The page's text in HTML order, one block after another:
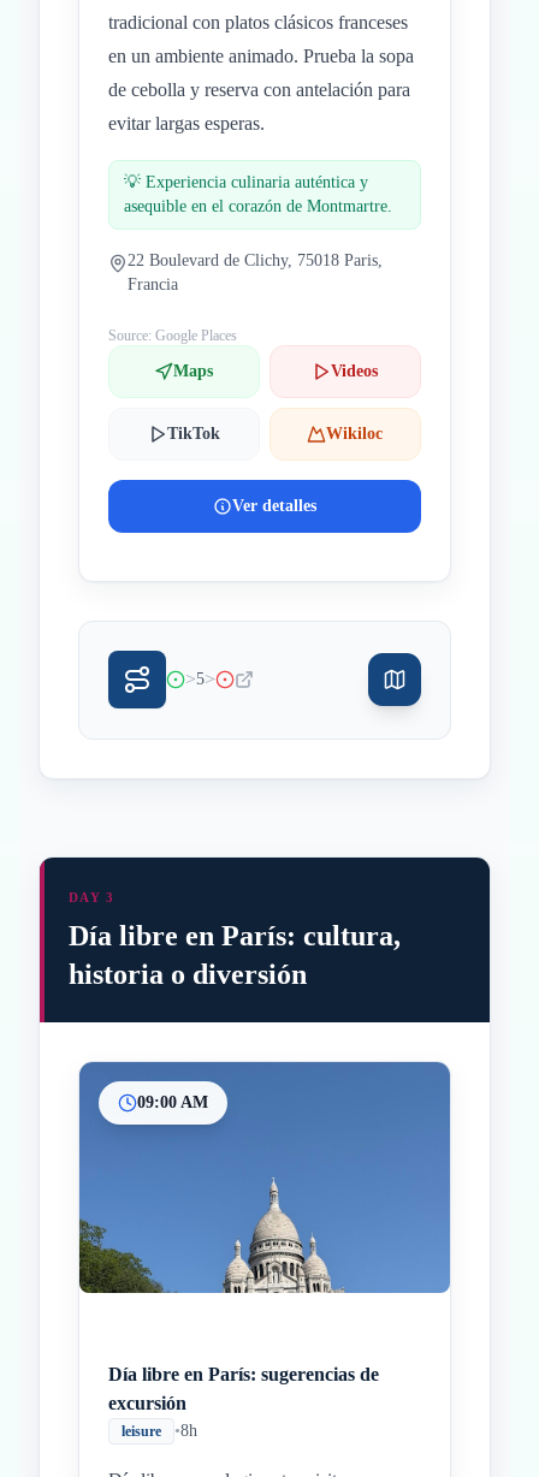
tradicional con platos clásicos franceses
en un ambiente animado. Prueba la sopa
de cebolla y reserva con antelación para
evitar largas esperas.
💡 Experiencia culinaria auténtica y
asequible en el corazón de Montmartre.
22 Boulevard de Clichy, 75018 Paris,
Francia
Source: Google Places
Maps Videos
TikTok Wikiloc
Ver detalles
>5>
DAY 3
Día libre en París: cultura,
historia o diversión
09:00 AM
Día libre en París: sugerencias de
excursión
leisure •8h